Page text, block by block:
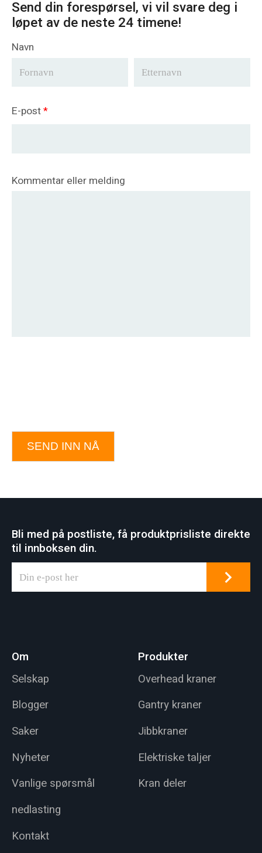
Send din forespørsel, vi vil svare deg i
løpet av de neste 24 timene!
Navn
E-post*
Kommentar eller melding
SEND INN NÅ
Bli med på postliste, få produktprisliste direkte
til innboksen din.
Om
Selskap
Blogger
Saker
Nyheter
Vanlige spørsmål
nedlasting
Kontakt
Produkter
Overhead kraner
Gantry kraner
Jibbkraner
Elektriske taljer
Kran deler